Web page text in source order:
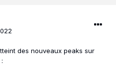
des nouveaux peaks sur
: